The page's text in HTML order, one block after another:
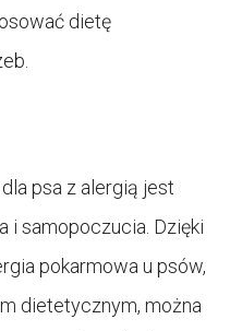
dietę
psa z alergią jest
i samopoczucia. Dzięki
pokarmowa u psów,
dietetycznym, można